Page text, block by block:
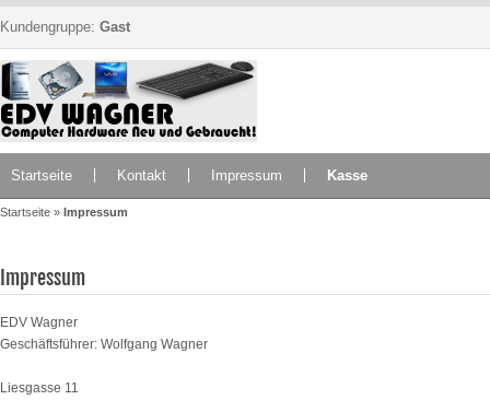
Kundengruppe: Gast
Startseite Kontakt Impressum Kasse
Startseite » Impressum
Impressum
EDV Wagner
Geschäftsführer: Wolfgang Wagner
Liesgasse 11